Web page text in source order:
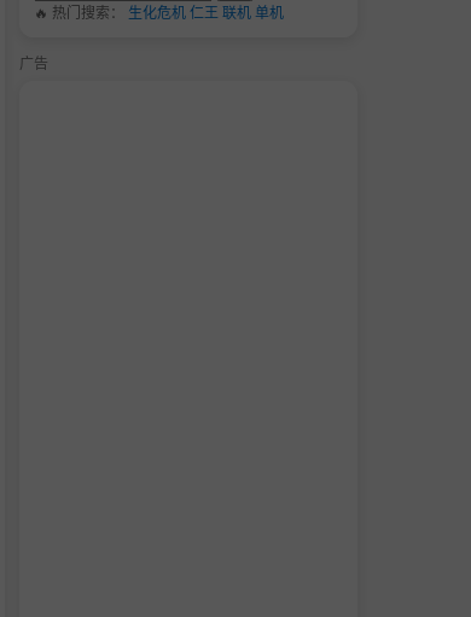
🔥 热门搜索： 生化危机仁王 联机单机
广告